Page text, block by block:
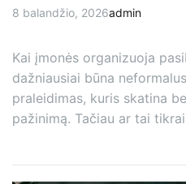
8 balandžio, 2026admin
Kai įmonės organizuoja
dažniausiai būna
praleidimas, kuris skatina
pažinimą. Tačiau ar tai